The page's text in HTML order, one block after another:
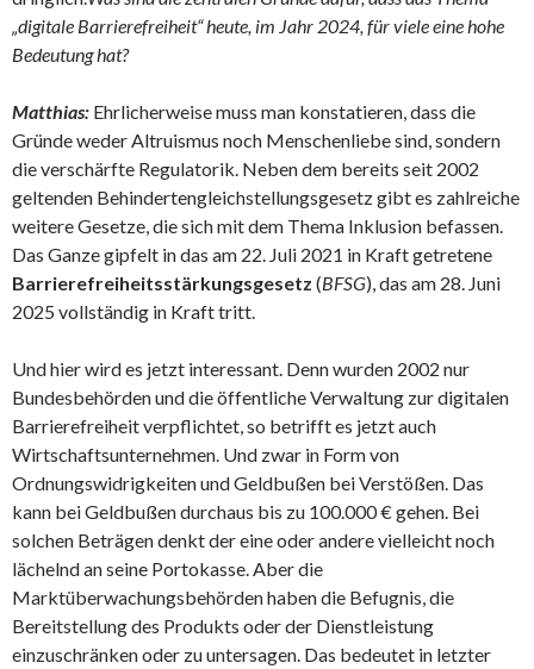
„digitale Barrierefreiheit“ heute, im Jahr 2024, für viele eine hohe
Bedeutung hat?
Matthias: Ehrlicherweise muss man konstatieren, dass die
Gründe weder Altruismus noch Menschenliebe sind, sondern
die verschärfte Regulatorik. Neben dem bereits seit 2002
geltenden Behindertengleichstellungsgesetz gibt es zahlreiche
weitere Gesetze, die sich mit dem Thema Inklusion befassen.
Das Ganze gipfelt in das am 22. Juli 2021 in Kraft getretene
Barrierefreiheitsstärkungsgesetz (BFSG), das am 28. Juni
2025 vollständig in Kraft tritt.
Und hier wird es jetzt interessant. Denn wurden 2002 nur
Bundesbehörden und die öffentliche Verwaltung zur digitalen
Barrierefreiheit verpflichtet, so betrifft es jetzt auch
Wirtschaftsunternehmen. Und zwar in Form von
Ordnungswidrigkeiten und Geldbußen bei Verstößen. Das
kann bei Geldbußen durchaus bis zu 100.000 € gehen. Bei
solchen Beträgen denkt der eine oder andere vielleicht noch
lächelnd an seine Portokasse. Aber die
Marktüberwachungsbehörden haben die Befugnis, die
Bereitstellung des Produkts oder der Dienstleistung
einzuschränken oder zu untersagen. Das bedeutet in letzter